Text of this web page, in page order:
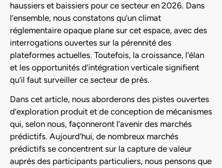
haussiers et baissiers pour ce secteur en 2026. Dans
l’ensemble, nous constatons qu’un climat
réglementaire opaque plane sur cet espace, avec des
interrogations ouvertes sur la pérennité des
plateformes actuelles. Toutefois, la croissance, l’élan
et les opportunités d’intégration verticale signifient
qu’il faut surveiller ce secteur de près.
Dans cet article, nous aborderons des pistes ouvertes
d’exploration produit et de conception de mécanismes
qui, selon nous, façonneront l’avenir des marchés
prédictifs. Aujourd’hui, de nombreux marchés
prédictifs se concentrent sur la capture de valeur
auprès des participants particuliers, nous pensons que